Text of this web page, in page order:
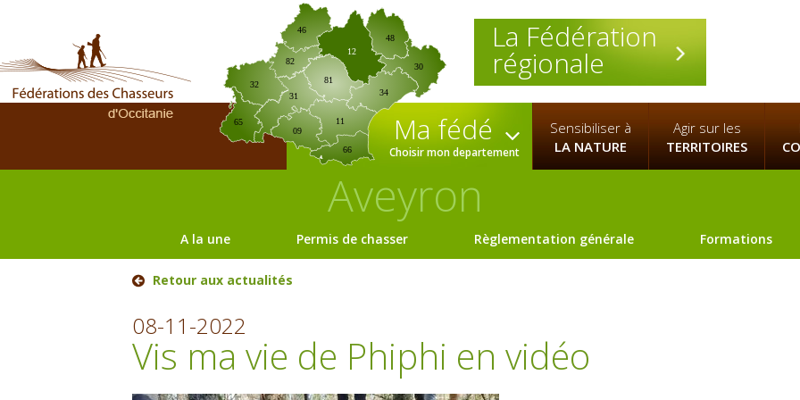
La Fédération
régionale
09
12
30
31
32
34
46
65
66
81
82
11
48
Ma fédé
Choisir mon departement
Sensibiliser à
LA NATURE
Agir sur les
TERRITOIRES
Aveyron
A la une Permis de chasser Règlementation générale Formations
Retour aux actualités
08-11-2022
Vis ma vie de Phiphi en vidéo